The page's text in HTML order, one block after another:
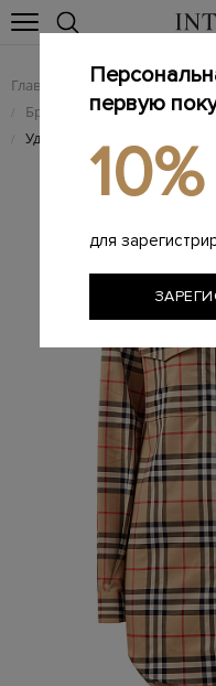
Главная Женщинам /
/ Брендовые женские
/ Удлиненная рубашка из
первую
10%
для